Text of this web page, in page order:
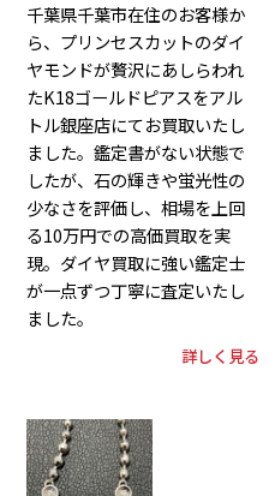
千葉県千葉市在住のお客様か
ら、プリンセスカットのダイ
ヤモンドが贅沢にあしらわれ
たK18ゴールドピアスをアル
トル銀座店にてお買取いたし
ました。鑑定書がない状態で
したが、石の輝きや蛍光性の
少なさを評価し、相場を上回
る10万円での高価買取を実
現。ダイヤ買取に強い鑑定士
が一点ずつ丁寧に査定いたし
ました。
詳しく見る